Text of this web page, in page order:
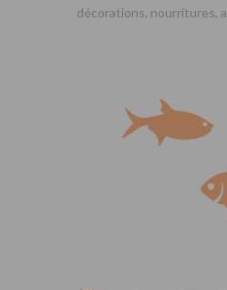
décorations, nourritures,